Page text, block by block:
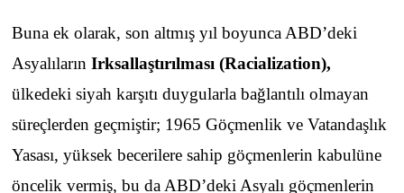
Buna ek olarak, son altmış yıl boyunca ABD’deki
AsyalılarınIrksallaştırılması (Racialization),
ülkedeki siyah karşıtı duygularla bağlantılı olmayan
süreçlerden geçmiştir; 1965 Göçmenlik ve Vatandaşlık
Yasası, yüksek becerilere sahip göçmenlerin kabulüne
öncelik vermiş, bu da ABD’deki Asyalı göçmenlerin